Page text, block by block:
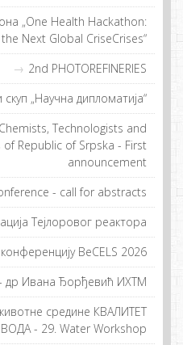
„One Health Hackathon:
Next Global CriseCrises“
2nd PHOTOREFINERIES
„Научна дипломатија“
Technologists and
Republic of Srpska - First
announcement
- call for abstracts
Tejлoрoвoг рeaктoрa
BeCELS 2026
Иванa Ђорђевић ИХТМ
срeдинe КВAЛИTET
ВOДA - 29. Water Workshop